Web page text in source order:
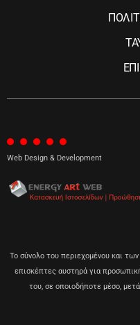
Web Design & Development
Το σύνολο του περιεχομένου και
επισκέπτες αυστηρά για
του, σε οποιοδήποτε μέσο,